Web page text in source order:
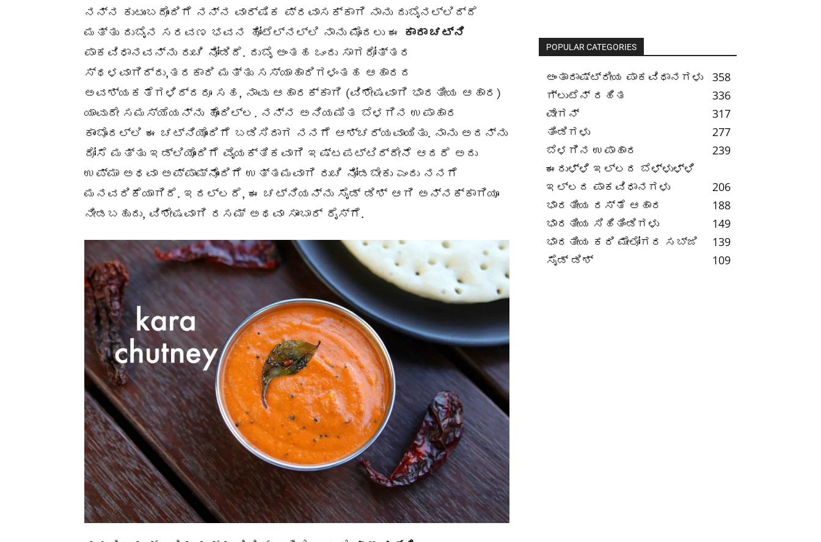
ನನ್ನ ಕುಟುಂಬದೊಂದಿಗೆ ನನ್ನ ವಾರ್ಷಿಕ ಪ್ರವಾಸಕ್ಕಾಗಿ ನಾನು ದುಬೈನಲ್ಲಿದ್ದೆ
ಮತ್ತು ದುಬೈನ ಸರವಣ ಭವನ ಹೋಟೆಲ್ನಲ್ಲಿ ನಾನು ಮೊದಲು ಈ ಕಾರಾ ಚಟ್ನಿ
ಪಾಕವಿಧಾನವನ್ನು ರುಚಿ ನೋಡಿದೆ. ದುಬೈ ಅಂತಹ ಒಂದು ಸಾಗರೋತ್ತರ
ಸ್ಥಳವಾಗಿದ್ದು,ತರಕಾರಿ ಮತ್ತು ಸಸ್ಯಾಹಾರಿಗಳಂತಹ ಆಹಾರದ
ಅವಶ್ಯಕತೆಗಳಿದ್ದರೂ ಸಹ, ನಾವು ಆಹಾರಕ್ಕಾಗಿ (ವಿಶೇಷವಾಗಿ ಭಾರತೀಯ ಆಹಾರ)
ಯಾವುದೇ ಸಮಸ್ಯೆಯನ್ನು ಹೊಂದಿಲ್ಲ. ನನ್ನ ಅನಿಯಮಿತ ಬೆಳಗಿನ ಉಪಾಹಾರ
ಕಾಂಬೊದಲ್ಲಿ ಈ ಚಟ್ನಿಯೊಂದಿಗೆ ಬಡಿಸಿದಾಗ ನನಗೆ ಆಶ್ಚರ್ಯವಾಯಿತು. ನಾನು ಅದನ್ನು
ದೋಸೆ ಮತ್ತು ಇಡ್ಲಿಯೊಂದಿಗೆ ವೈಯಕ್ತಿಕವಾಗಿ ಇಷ್ಟಪಟ್ಟಿದ್ದೇನೆ ಆದರೆ ಅದು
ಉಪ್ಮಾ ಅಥವಾ ಅಪ್ಪಾಮ್‌ನೊಂದಿಗೆ ಉತ್ತಮವಾಗಿ ರುಚಿ ನೋಡಬೇಕು ಎಂದು ನನಗೆ
ಮನವರಿಕೆಯಾಗಿದೆ. ಇದಲ್ಲದೆ, ಈ ಚಟ್ನಿಯನ್ನು ಸೈಡ್ ಡಿಶ್ ಆಗಿ ಅನ್ನಕ್ಕಾಗಿಯೂ
ನೀಡಬಹುದು, ವಿಶೇಷವಾಗಿ ರಸಮ್ ಅಥವಾ ಸಾಂಬಾರ್ ರೈಸ್ಗೆ.
POPULAR CATEGORIES
ಅಂತಾರಾಷ್ಟ್ರೀಯ ಪಾಕವಿಧಾನಗಳು
358
ಗ್ಲುಟೆನ್ ರಹಿತ
336
ವೇಗನ್
317
ತಿಂಡಿಗಳು
277
ಬೆಳಗಿನ ಉಪಾಹಾರ
239
ಈರುಳ್ಳಿ ಇಲ್ಲದ ಬೆಳ್ಳುಳ್ಳಿ
ಇಲ್ಲದ ಪಾಕವಿಧಾನಗಳು
206
ಭಾರತೀಯ ರಸ್ತೆ ಆಹಾರ
188
ಭಾರತೀಯ ಸಿಹಿತಿಂಡಿಗಳು
149
ಭಾರತೀಯ ಕರಿ ಮೇಲೋಗರ ಸಬ್ಜಿ
139
ಸೈಡ್ ಡಿಶ್
109